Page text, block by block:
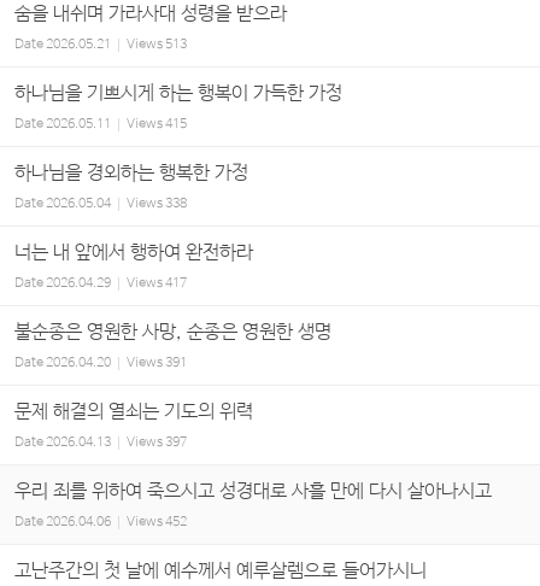
숨을 내쉬며 가라사대 성령을 받으라
Date2026.05.21 Views 513
하나님을 기쁘시게 하는 행복이 가득한 가정
Date2026.05.11 Views415
하나님을 경외하는 행복한 가정
Date2026.05.04 Views338
너는 내 앞에서 행하여 완전하라
Date2026.04.29 Views417
불순종은 영원한 사망, 순종은 영원한 생명
Date2026.04.20 Views391
문제 해결의 열쇠는 기도의 위력
Date2026.04.13 Views397
우리 죄를 위하여 죽으시고 성경대로 사흘 만에 다시 살아나시고
Date 2026.04.06 Views452
고난주간의 첫 날에 예수께서 예루살렘으로 들어가시니